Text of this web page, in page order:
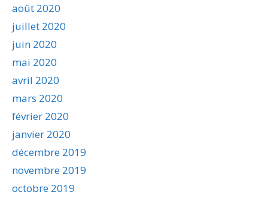
août 2020
juillet 2020
juin 2020
mai 2020
avril 2020
mars 2020
février 2020
janvier 2020
décembre 2019
novembre 2019
octobre 2019